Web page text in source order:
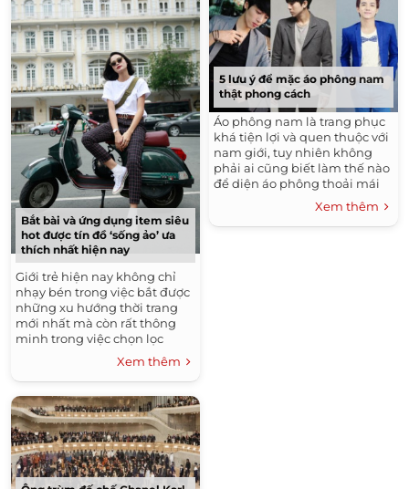
Bắt bài và ứng dụng item siêu
hot được tín đồ ‘sống ảo’ ưa
thích nhất hiện nay
Giới trẻ hiện nay không chỉ
nhạy bén trong việc bắt được
những xu hướng thời trang
mới nhất mà còn rất thông
minh trong việc chọn lọc
những item tối giản, đảm bảo
Xem thêm
5 lưu ý để mặc áo phông nam
thật phong cách
Áo phông nam là trang phục
khá tiện lợi và quen thuộc với
nam giới, tuy nhiên không
phải ai cũng biết làm thế nào
để diện áo phông thoải mái
nhưng vẫn cực chất. Khi diện
Xem thêm